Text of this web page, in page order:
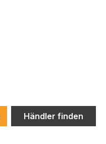
Händler finden